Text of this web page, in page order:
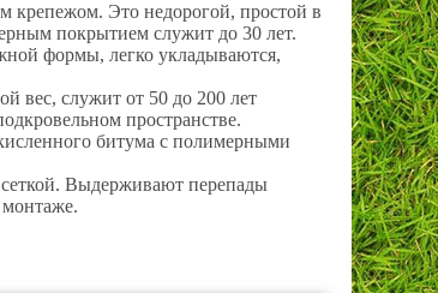
крепежом. Это недорогой, простой в
покрытием служит до 30 лет.
формы, легко укладываются,
вес, служит от 50 до 200 лет
пространстве.
битума с полимерными
Выдерживают перепады
монтаже.